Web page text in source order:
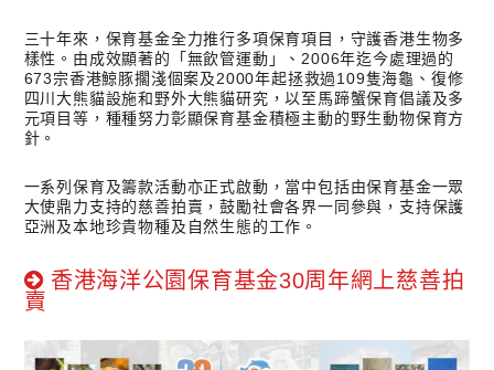
三十年來，保育基金全力推行多項保育項目，守護香港生物多
樣性。由成效顯著的「無飲管運動」、2006年迄今處理過的
673宗香港鯨豚擱淺個案及2000年起拯救過109隻海龜、復修
四川大熊貓設施和野外大熊貓研究，以至馬蹄蟹保育倡議及多
元項目等，種種努力彰顯保育基金積極主動的野生動物保育方
針。
一系列保育及籌款活動亦正式啟動，當中包括由保育基金一眾
大使鼎力支持的慈善拍賣，鼓勵社會各界一同參與，支持保護
亞洲及本地珍貴物種及自然生態的工作 。
香港海洋公園保育基金30周年網上慈善拍
賣